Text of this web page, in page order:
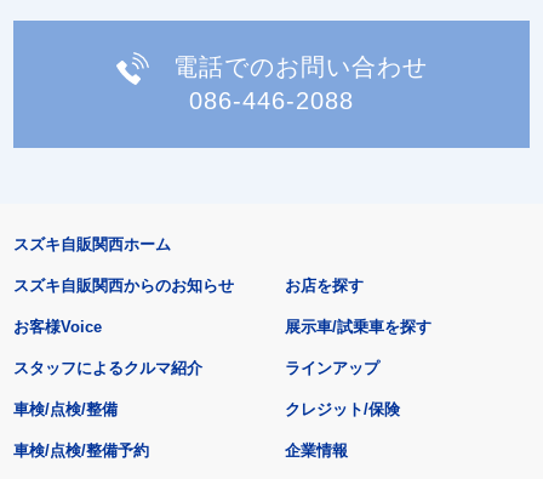
電話でのお問い合わせ
086-446-2088
スズキ自販関西ホーム
スズキ自販関西からのお知らせ
お客様Voice
スタッフによるクルマ紹介
お店を探す
展示車/試乗車を探す
ラインアップ
車検/点検/整備 クレジット/保険
車検/点検/整備予約 企業情報